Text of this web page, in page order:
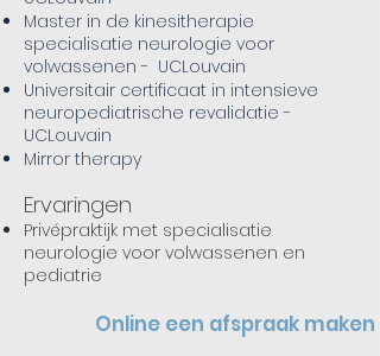
Master in de kinesitherapie
specialisatie neurologie voor
volwassenen - UCLouvain
Universitair certificaat in intensieve
neuropediatrische revalidatie -
UCLouvain
Mirror therapy
Ervaringen
Privépraktijk met specialisatie
neurologie voor volwassenen en
pediatrie
Online een afspraak maken